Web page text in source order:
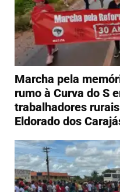
Marcha pela
rumo à Curva do S
trabalhadores
Eldorado dos